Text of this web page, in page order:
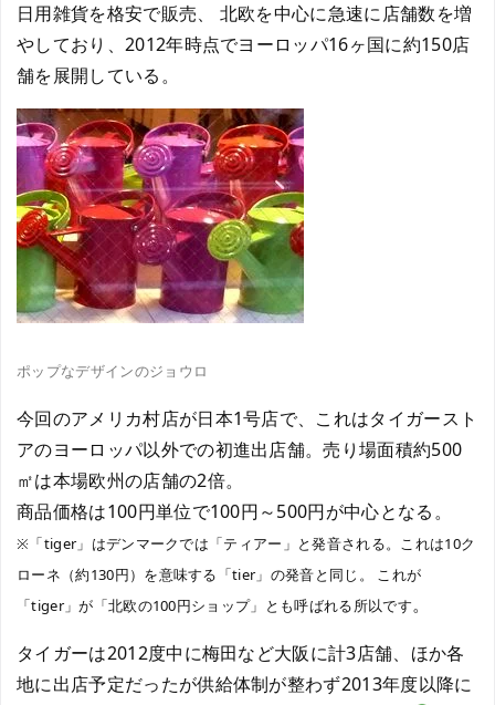
日用雑貨を格安で販売、 北欧を中心に急速に店舗数を増
やしており、2012年時点でヨーロッパ16ヶ国に約150店
舗を展開している。
ポップなデザインのジョウロ
今回のアメリカ村店が日本1号店で、これはタイガースト
アのヨーロッパ以外での初進出店舗。売り場面積約500
㎡は本場欧州の店舗の2倍。
商品価格は100円単位で100円～500円が中心となる。
※「tiger」はデンマークでは「ティアー」と発音される。これは10ク
ローネ（約130円）を意味する「tier」の発音と同じ。 これが
「tiger」が「北欧の100円ショップ」とも呼ばれる所以です。
タイガーは2012度中に梅田など大阪に計3店舗、ほか各
地に出店予定だったが供給体制が整わず2013年度以降に